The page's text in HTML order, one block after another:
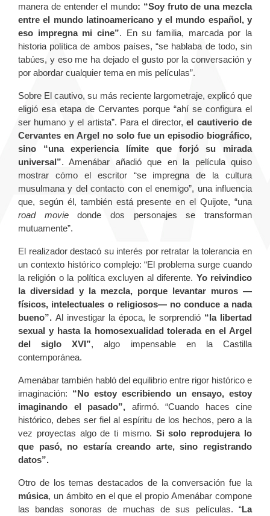
manera de entender el mundo: “Soy fruto de una mezcla
entre el mundo latinoamericano y el mundo español, y
eso impregna mi cine”. En su familia, marcada por la
historia política de ambos países, “se hablaba de todo, sin
tabúes, y eso me ha dejado el gusto por la conversación y
por abordar cualquier tema en mis películas”.
Sobre El cautivo, su más reciente largometraje, explicó que
eligió esa etapa de Cervantes porque “ahí se configura el
ser humano y el artista”. Para el director,el cautiverio de
Cervantes en Argel no solo fue un episodio biográfico,
sino “una experiencia límite que forjó su mirada
universal”. Amenábar añadió que en la película quiso
mostrar cómo el escritor “se impregna de la cultura
musulmana y del contacto con el enemigo”, una influencia
que, según él, también está presente en el Quijote, “una
road moviedonde dos personajes se transforman
mutuamente”.
El realizador destacó su interés por retratar la tolerancia en
un contexto histórico complejo: “El problema surge cuando
la religión o la política excluyen al diferente. Yo reivindico
la diversidad y la mezcla, porque levantar muros —
físicos, intelectuales o religiosos— no conduce a nada
bueno”. Al investigar la época, le sorprendió “la libertad
sexual y hasta la homosexualidad tolerada en el Argel
del siglo XVI”, algo impensable en la Castilla
contemporánea.
Amenábar también habló del equilibrio entre rigor histórico e
imaginación: “No estoy escribiendo un ensayo, estoy
imaginando el pasado”, afirmó. “Cuando haces cine
histórico, debes ser fiel al espíritu de los hechos, pero a la
vez proyectas algo de ti mismo. Si solo reprodujera lo
que pasó, no estaría creando arte, sino registrando
datos”.
Otro de los temas destacados de la conversación fue la
música, un ámbito en el que el propio Amenábar compone
las bandas sonoras de muchas de sus películas. “La